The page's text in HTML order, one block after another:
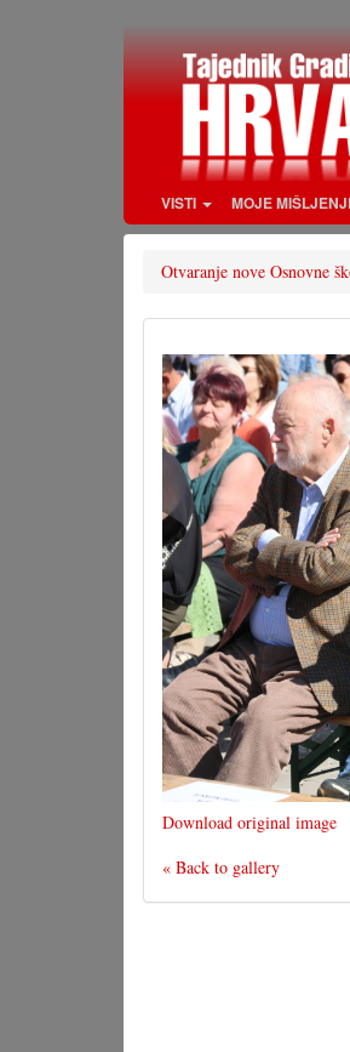
VISTI MOJE
Otvaranje nove Osnovne
Download original image
« Back to gallery